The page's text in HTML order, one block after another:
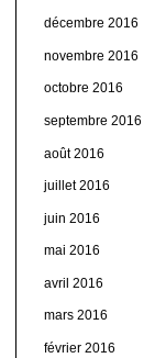
décembre 2016
novembre 2016
octobre 2016
septembre 2016
août 2016
juillet 2016
juin 2016
mai 2016
avril 2016
mars 2016
février 2016